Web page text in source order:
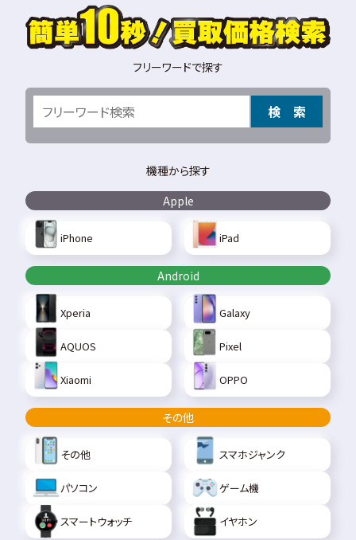
フリーワードで探す
検 索
機種から探す
Apple
iPhone iPad
Android
Xperia Galaxy
AQUOS Pixel
Xiaomi OPPO
その他
その他 スマホジャンク
パソコン ゲーム機
スマートウォッチ イヤホン